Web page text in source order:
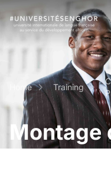
Home Training